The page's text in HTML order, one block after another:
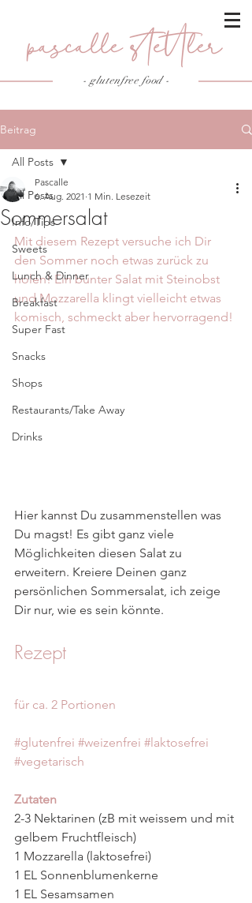
- glutenfree food-
Beitrag
All Posts
Info/Tips
Sweets
Lunch & Dinner
Breakfast
Super Fast
Snacks
Shops
Restaurants/Take Away
Drinks
All Posts
Sommersalat
Pascalle
6. Aug. 2021 1 Min. Lesezeit
Mit diesem Rezept versuche ich Dir
den Sommer noch etwas zurück zu
holen! Ein bunter Salat mit Steinobst
und Mozzarella klingt vielleicht etwas
komisch, schmeckt aber hervorragend!
Hier kannst Du zusammenstellen was
Du magst! Es gibt ganz viele
Möglichkeiten diesen Salat zu
erweitern. Kreiere Deinen ganz
persönlichen Sommersalat, ich zeige
Dir nur, wie es sein könnte.
Rezept
für ca. 2 Portionen
#glutenfrei #weizenfrei #laktosefrei
#vegetarisch
Zutaten
2-3 Nektarinen (zB mit weissem und mit
gelbem Fruchtfleisch)
1 Mozzarella (laktosefrei)
1 EL Sonnenblumenkerne
1 EL Sesamsamen